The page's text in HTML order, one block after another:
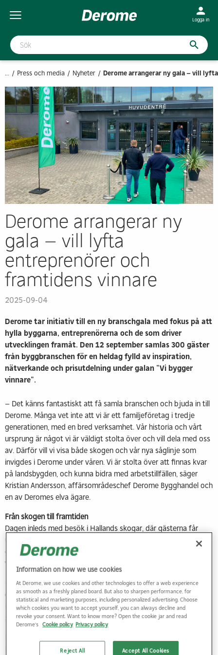
Logga in
... Press och media Nyheter Derome arrangerar ny gala – vill
Derome arrangerar ny
gala – vill lyfta
entreprenörer och
framtidens vinnare
2025-09-04
Derome tar initiativ till en ny branschgala med fokus på att
hylla byggarna, entreprenörerna och de som driver
utvecklingen framåt. Den 12 september samlas 300 gäster
från byggbranschen för en heldag fylld av inspiration,
nätverkande och prisutdelning under galan ”Vi bygger
vinnare”.
– Det känns fantastiskt att få samla branschen och bjuda in till
Derome. Många vet inte att vi är ett familjeföretag i tredje
generationen, med en bred verksamhet. Vår historia och vårt
ursprung är något vi är väldigt stolta över och vill dela med oss
av. Därför vill vi visa både skogen och vår nya såglinje som
invigdes i Derome under våren. Vi är stolta över att finnas kvar
på landsbygden, och kunna bidra med arbetstillfällen, säger
Kristian Andersson, affärsområdeschef Derome Bygghandel och
en av Deromes elva ägare.
Från skogen till framtiden
Dagen inleds med besök i Hallands skogar, där gästerna får
uppleva en skogsavverkning på nära håll. Därefter väntar en
guidad tur i Deromes nya såglinje. Syftet är att visa hela
värdekedjan, från råvara till färdiga produkter.
– Vi vill lyfta byggarna, de som gör jobbet, och skapa en arena
där branschen kan mötas. Det blir en kväll för nätverkande,
inspiration och nya affärsmöjligheter. Vi tror på att vi blir
starkare tillsammans, säger Kristian Andersson.
Kvällen bjuder på galamiddag och prisutdelning i fyra
Information on how we use cookies
At Derome, we use cookies and other technologies to offer a web experience
as smooth as a freshly planed board. But also to sharpen performance, for
statistical and marketing purposes, including personalized advertising. Choose
which cookies you want to accept yourself, you can always decline and
revoke your consent. Want to know more? Open the cookie jar and read
Derome's Cookie policy Privacy policy
Reject All Accept All Cookies